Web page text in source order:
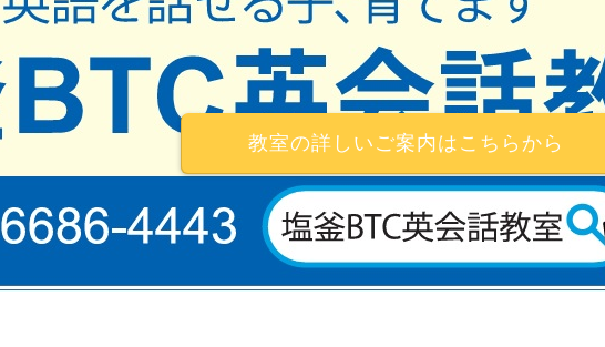
教室の詳しいご案内はこちらから